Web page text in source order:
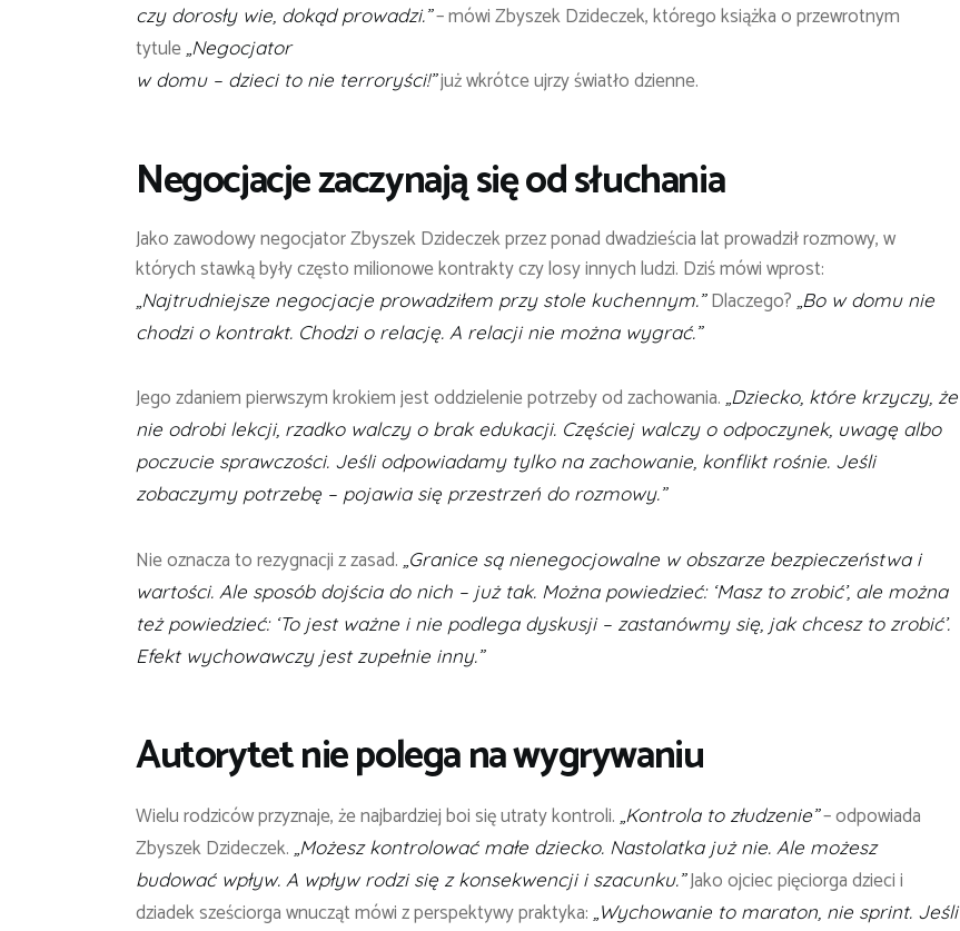
czy dorosły wie, dokąd prowadzi.”– mówi Zbyszek Dzideczek, którego książka o przewrotnym
tytule„Negocjator
w domu – dzieci to nie terroryści!”już wkrótce ujrzy światło dzienne.
Negocjacje zaczynają się od słuchania
Jako zawodowy negocjator Zbyszek Dzideczek przez ponad dwadzieścia lat prowadził rozmowy, w
których stawką były często milionowe kontrakty czy losy innych ludzi. Dziś mówi wprost:
„Najtrudniejsze negocjacje prowadziłem przy stole kuchennym.”Dlaczego? „Bo w domu nie
chodzi o kontrakt. Chodzi o relację. A relacji nie można wygrać.”
Jego zdaniem pierwszym krokiem jest oddzielenie potrzeby od zachowania. „Dziecko, które krzyczy, że
nie odrobi lekcji, rzadko walczy o brak edukacji. Częściej walczy o odpoczynek, uwagę albo
poczucie sprawczości. Jeśli odpowiadamy tylko na zachowanie, konflikt rośnie. Jeśli
zobaczymy potrzebę – pojawia się przestrzeń do rozmowy.”
Nie oznacza to rezygnacji z zasad. „Granice są nienegocjowalne w obszarze bezpieczeństwa i
wartości. Ale sposób dojścia do nich – już tak. Można powiedzieć: ‘Masz to zrobić’, ale można
też powiedzieć: ‘To jest ważne i nie podlega dyskusji – zastanówmy się, jak chcesz to zrobić’.
Efekt wychowawczy jest zupełnie inny.”
Autorytet nie polega na wygrywaniu
Wielu rodziców przyznaje, że najbardziej boi się utraty kontroli. „Kontrola to złudzenie”– odpowiada
Zbyszek Dzideczek. „Możesz kontrolować małe dziecko. Nastolatka już nie. Ale możesz
budować wpływ. A wpływ rodzi się z konsekwencji i szacunku.”Jako ojciec pięciorga dzieci i
dziadek sześciorga wnucząt mówi z perspektywy praktyka: „Wychowanie to maraton, nie sprint. Jeśli